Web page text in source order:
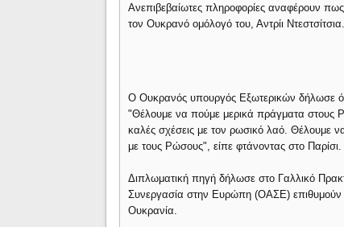
Ανεπιβεβαίωτες πληροφορίες αναφέρουν
τον Ουκρανό ομόλογό του, Αντρίι Ντεστσίτσια.
Ο Ουκρανός υπουργός Εξωτερικών δήλωσε
"Θέλουμε να πούμε μερικά πράγματα στους
καλές σχέσεις με τον ρωσικό λαό. Θέλουμε
με τους Ρώσους", είπε φτάνοντας στο Παρίσι.
Διπλωματική πηγή δήλωσε στο Γαλλικό
Συνεργασία στην Ευρώπη (ΟΑΣΕ) επιθυμούν
Ουκρανία.